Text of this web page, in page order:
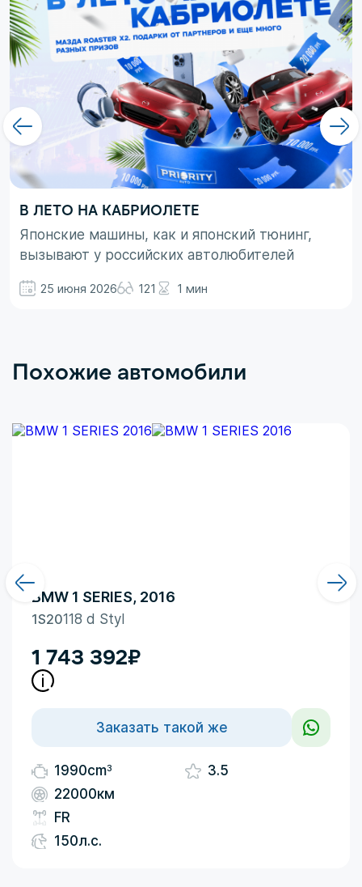
В ЛЕТО НА КАБРИОЛЕТЕ
Японские машины, как и японский тюнинг,
вызывают у российских автолюбителей
просто ассоциируются с вполне понятными
Здесь больше доминирует чувство безумного
25 июня 2026 121 1 мин
Похожие автомобили
1990cm3
22000км
FR
150л.с.
3.5
BMW 1 SERIES, 2016
1S20118 d Styl
1 743 392₽
Заказать такой же